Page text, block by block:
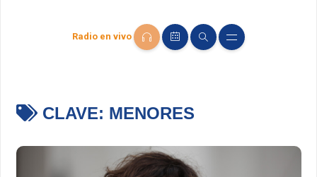
Radio en vivo
CLAVE: MENORES